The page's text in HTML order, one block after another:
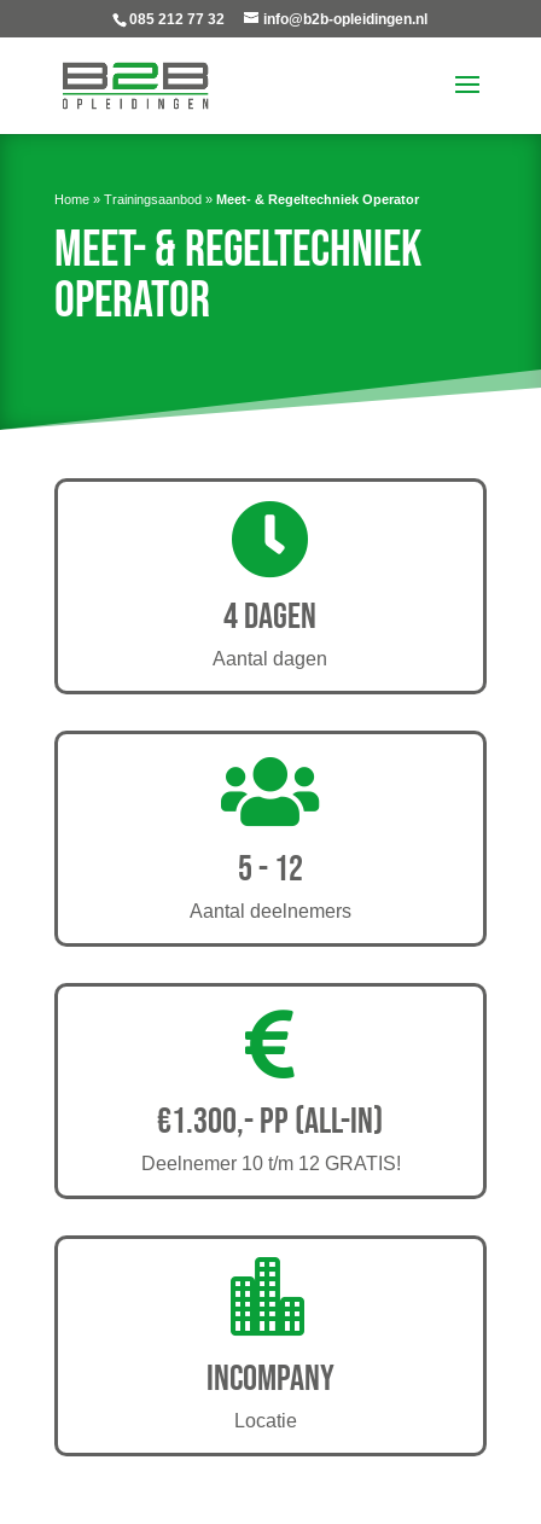
085 212 77 32 info@b2b-opleidingen.nl
Home» Trainingsaanbod» Meet- & Regeltechniek Operator
Meet- & Regeltechniek
Operator

4 dagen
Aantal dagen

5 - 12
Aantal deelnemers

€1.300,- pp (all-in)
Deelnemer 10 t/m 12 GRATIS!

Incompany
Locatie